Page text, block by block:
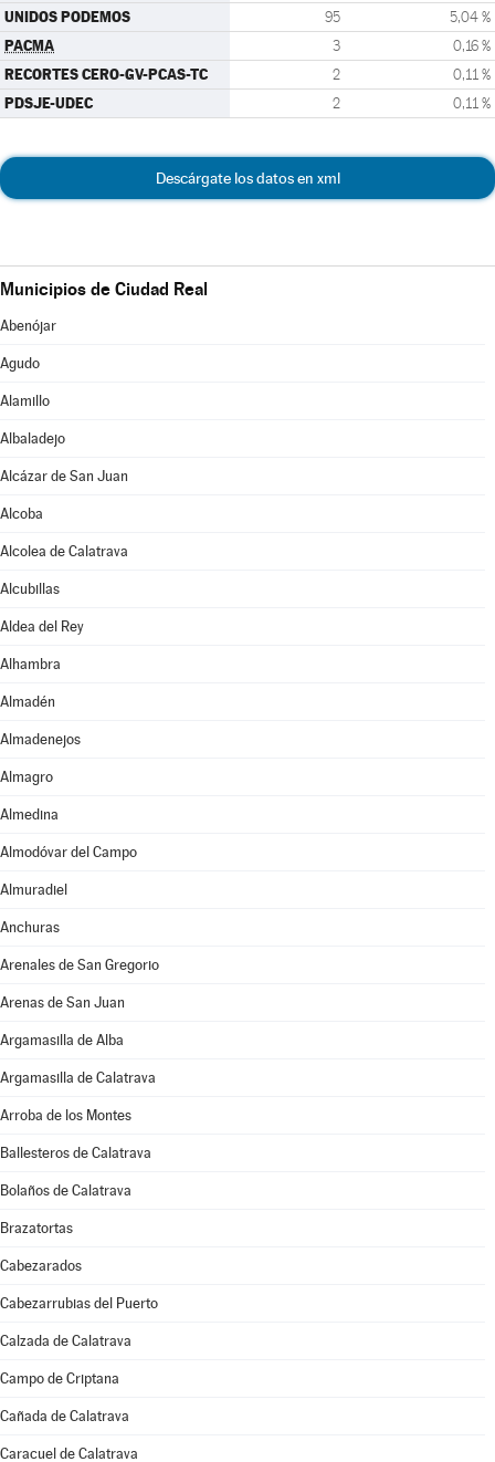
UNIDOS PODEMOS 95 5,04 %
PACMA 3 0,16 %
RECORTES CERO-GV-PCAS-TC 2 0,11 %
PDSJE-UDEC 2 0,11 %
Descárgate los datos en xml
Municipios de Ciudad Real
Abenójar
Agudo
Alamillo
Albaladejo
Alcázar de San Juan
Alcoba
Alcolea de Calatrava
Alcubillas
Aldea del Rey
Alhambra
Almadén
Almadenejos
Almagro
Almedina
Almodóvar del Campo
Almuradiel
Anchuras
Arenales de San Gregorio
Arenas de San Juan
Argamasilla de Alba
Argamasilla de Calatrava
Arroba de los Montes
Ballesteros de Calatrava
Bolaños de Calatrava
Brazatortas
Cabezarados
Cabezarrubias del Puerto
Calzada de Calatrava
Campo de Criptana
Cañada de Calatrava
Caracuel de Calatrava